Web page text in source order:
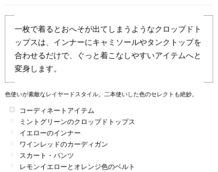
一枚で着るとおへそが出てしまうようなクロップドト
ップスは、インナーにキャミソールやタンクトップを
合わせるだけで、ぐっと着こなしやすいアイテムへと
変身します。
色使いが素敵なレイヤードスタイル。二本使いした色のセレクトも絶妙。
コーディネートアイテム
ミントグリーンのクロップドトップス
イエローのインナー
ワインレッドのカーディガン
スカート・パンツ
レモンイエローとオレンジ色のベルト